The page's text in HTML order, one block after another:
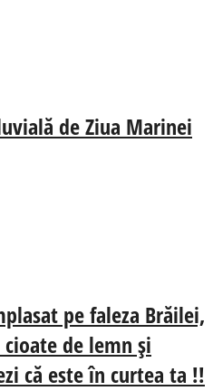
de Ziua Marinei
pe faleza Brăilei,
de lemn și
că este în curtea ta !!